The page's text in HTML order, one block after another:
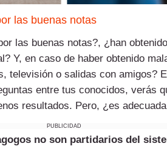
las buenas notas
las buenas notas?, ¿han
Y, en caso de haber obtenido
televisión o salidas con amigos?
entre tus conocidos, verás
resultados. Pero, ¿es
PUBLICIDAD
no son partidarios del